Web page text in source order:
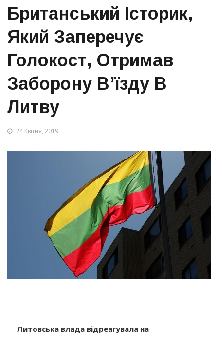
Британський Історик,
Який Заперечує
Голокост, Отримав
Заборону В’їзду В
Литву
24 Квітня, 2019
Литовська влада відреагувала на